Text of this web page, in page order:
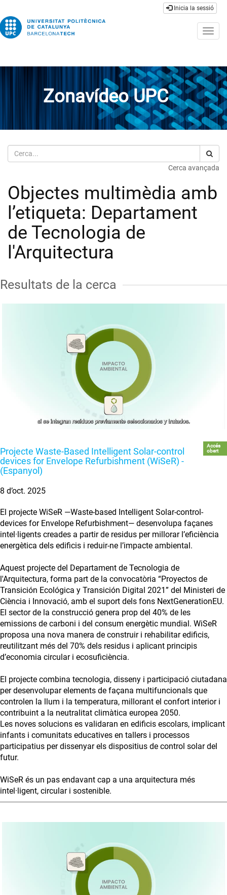
Inicia la sessió
Zonavídeo UPC
Cerca
Cerca avançada
Objectes multimèdia amb
l’etiqueta: Departament
de Tecnologia de
l'Arquitectura
Resultats de la cerca
Projecte Waste-Based Intelligent Solar-control
devices for Envelope Refurbishment (WiSeR) -
(Espanyol)
Accés
obert
8 d’oct. 2025
El projecte WiSeR —Waste-based Intelligent Solar-control-
devices for Envelope Refurbishment— desenvolupa façanes
intel·ligents creades a partir de residus per millorar l’eficiència
energètica dels edificis i reduir-ne l’impacte ambiental.
Aquest projecte del Departament de Tecnologia de
l'Arquitectura, forma part de la convocatòria “Proyectos de
Transición Ecológica y Transición Digital 2021” del Ministeri de
Ciència i Innovació, amb el suport dels fons NextGenerationEU.
El sector de la construcció genera prop del 40% de les
emissions de carboni i del consum energètic mundial. WiSeR
proposa una nova manera de construir i rehabilitar edificis,
reutilitzant més del 70% dels residus i aplicant principis
d’economia circular i ecosuficiència.
El projecte combina tecnologia, disseny i participació ciutadana
per desenvolupar elements de façana multifuncionals que
controlen la llum i la temperatura, millorant el confort interior i
contribuint a la neutralitat climàtica europea 2050.
Les noves solucions es validaran en edificis escolars, implicant
infants i comunitats educatives en tallers i processos
participatius per dissenyar els dispositius de control solar del
futur.
WiSeR és un pas endavant cap a una arquitectura més
intel·ligent, circular i sostenible.